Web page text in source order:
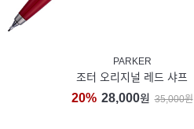
PARKER
조터 오리지널 레드 샤프
20% 28,000원 35,000원